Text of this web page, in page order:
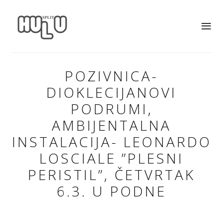
POZIVNICA-
DIOKLECIJANOVI
PODRUMI,
AMBIJENTALNA
INSTALACIJA- LEONARDO
LOSCIALE ”PLESNI
PERISTIL”, ČETVRTAK
6.3. U PODNE